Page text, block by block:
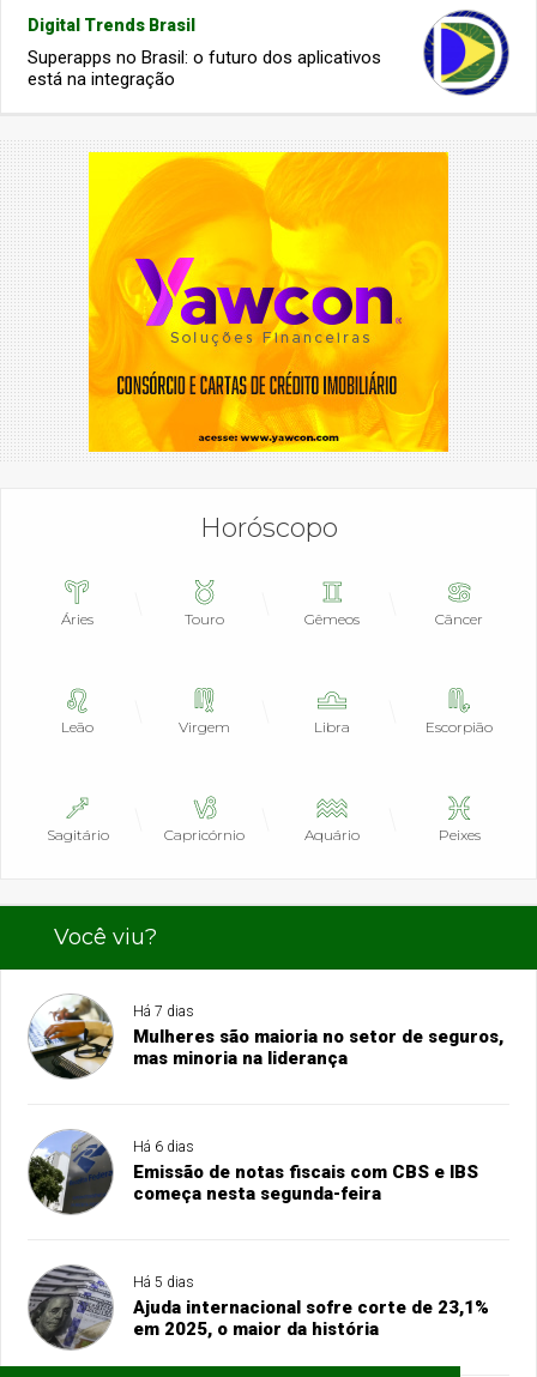
Digital Trends Brasil
Superapps no Brasil: o futuro dos aplicativos
está na integração
Horóscopo
Áries Touro Gêmeos Câncer
Leão Virgem Libra Escorpião
Sagitário Capricórnio Aquário Peixes
Você viu?
Há 7 dias
Mulheres são maioria no setor de seguros,
mas minoria na liderança
Há 6 dias
Emissão de notas fiscais com CBS e IBS
começa nesta segunda-feira
Há 5 dias
Ajuda internacional sofre corte de 23,1%
em 2025, o maior da história